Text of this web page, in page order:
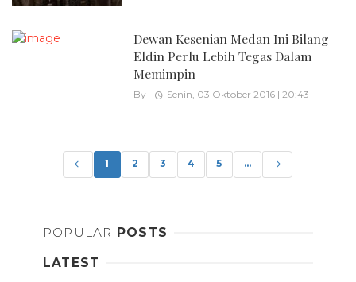
Dewan Kesenian Medan Ini Bilang
Eldin Perlu Lebih Tegas Dalam
Memimpin
By Senin, 03 Oktober 2016 | 20:43
navigation
1 2 3 4 5 ...
POPULAR POSTS
LATEST